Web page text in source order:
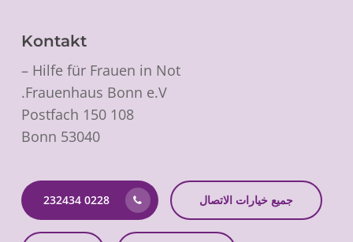
Kontakt
Hilfe für Frauen in Not –
Frauenhaus Bonn e.V.
Postfach 150 108
53040 Bonn
0228 232434 جميع خيارات الاتصال